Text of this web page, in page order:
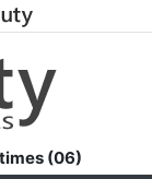
(06)